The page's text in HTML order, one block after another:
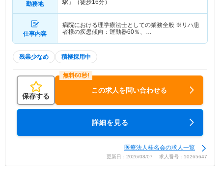
勤務地 駅」（徒歩16分）
仕事内容
病院における理学療法士としての業務全般 ※リハ患
者様の疾患傾向：運動器60％、…
残業少なめ 積極採用中
保存する
この求人を問い合わせる
詳細を見る
医療法人桂名会の求人一覧
更新日：2026/08/07 求人番号：10265647